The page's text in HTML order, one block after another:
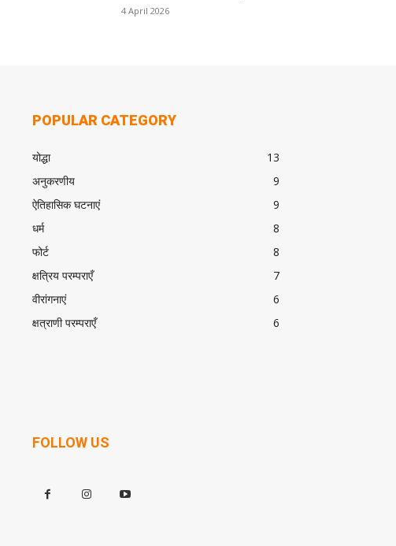
4 April 2026
POPULAR CATEGORY
योद्धा
13
अनुकरणीय
9
ऐतिहासिक घटनाएं
9
धर्म
8
फोर्ट
8
क्षत्रिय परम्पराएँ
7
वीरांगनाएं
6
क्षत्राणी परम्पराएँ
6
FOLLOW US